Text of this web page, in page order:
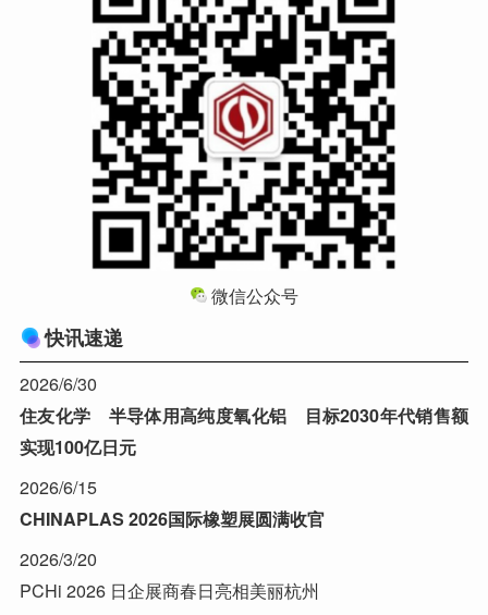
微信公众号
快讯速递
2026/6/30
住友化学 半导体用高纯度氧化铝 目标2030年代销售额
实现100亿日元
2026/6/15
CHINAPLAS 2026国际橡塑展圆满收官
2026/3/20
PCHi 2026 日企展商春日亮相美丽杭州